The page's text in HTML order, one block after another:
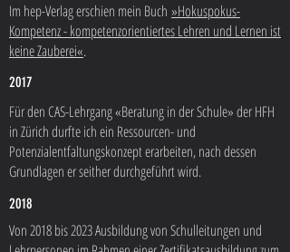
Im hep-Verlag erschien mein Buch »Hokuspokus-
Kompetenz - kompetenzorientiertes Lehren und Lernen ist
keine Zauberei«.
2017
Für den CAS-Lehrgang «Beratung in der Schule» der HFH
in Zürich durfte ich ein Ressourcen- und
Potenzialentfaltungskonzept erarbeiten, nach dessen
Grundlagen er seither durchgeführt wird.
2018
Von 2018 bis 2023 Ausbildung von Schulleitungen und